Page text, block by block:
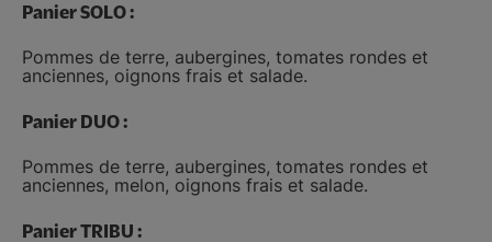
Panier SOLO :
Pommes de terre, aubergines, tomates rondes et
anciennes, oignons frais et salade.
Panier DUO :
Pommes de terre, aubergines, tomates rondes et
anciennes, melon, oignons frais et salade.
Panier TRIBU :